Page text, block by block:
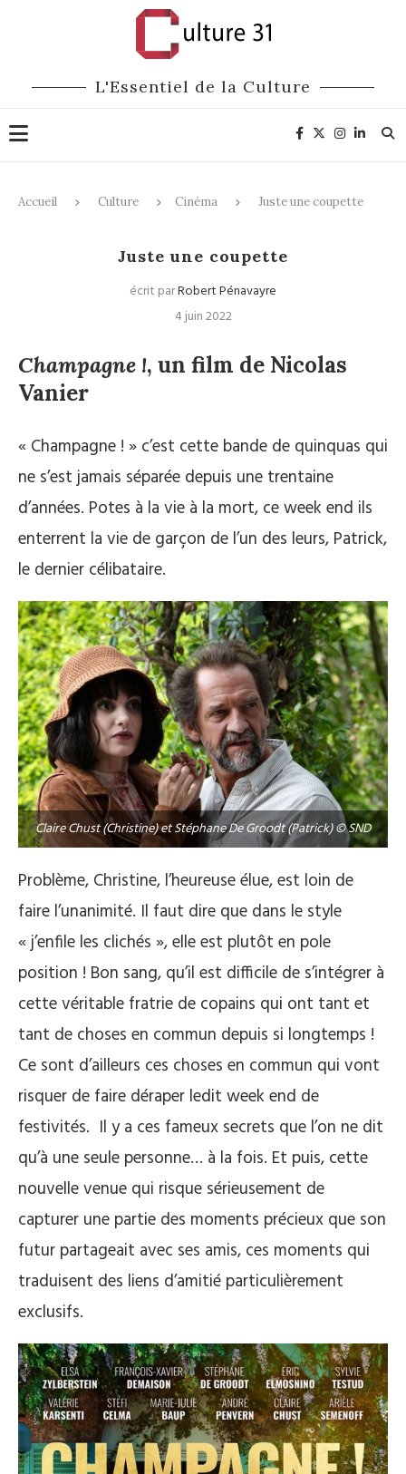
L'Essentiel de la Culture
Accueil Culture Cinéma Juste une coupette
Juste une coupette
écrit parRobert Pénavayre
4 juin 2022
Champagne !, un film de Nicolas
Vanier
« Champagne ! » c’est cette bande de quinquas qui
ne s’est jamais séparée depuis une trentaine
d’années. Potes à la vie à la mort, ce week end ils
enterrent la vie de garçon de l’un des leurs, Patrick,
le dernier célibataire.
Claire Chust (Christine) et Stéphane De Groodt (Patrick) © SND
Problème, Christine, l’heureuse élue, est loin de
faire l’unanimité. Il faut dire que dans le style
« j’enfile les clichés », elle est plutôt en pole
position ! Bon sang, qu’il est difficile de s’intégrer à
cette véritable fratrie de copains qui ont tant et
tant de choses en commun depuis si longtemps !
Ce sont d’ailleurs ces choses en commun qui vont
risquer de faire déraper ledit week end de
festivités. Il y a ces fameux secrets que l’on ne dit
qu’à une seule personne… à la fois. Et puis, cette
nouvelle venue qui risque sérieusement de
capturer une partie des moments précieux que son
futur partageait avec ses amis, ces moments qui
traduisent des liens d’amitié particulièrement
exclusifs.